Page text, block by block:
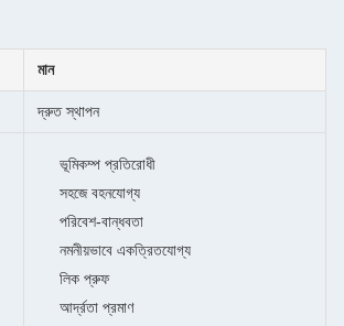
মান
দ্রুত স্থাপন
ভূমিকম্প প্রতিরোধী
সহজে বহনযোগ্য
পরিবেশ-বান্ধবতা
নমনীয়ভাবে একত্রিতযোগ্য
লিক প্রুফ
আর্দ্রতা প্রমাণ